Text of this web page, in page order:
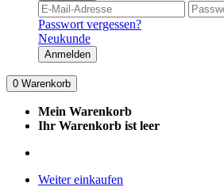
Passwort vergessen?
Neukunde
Anmelden
0 Warenkorb
Mein Warenkorb
Ihr Warenkorb ist leer
Weiter einkaufen